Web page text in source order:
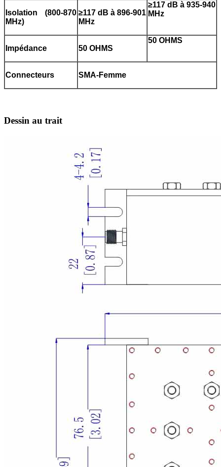
Isolation (800-870
MHz)
≥117 dB à 896-901
MHz
≥117 dB à 935-940
MHz
Impédance 50 OHMS
50 OHMS
Connecteurs SMA-Femme
Dessin au trait